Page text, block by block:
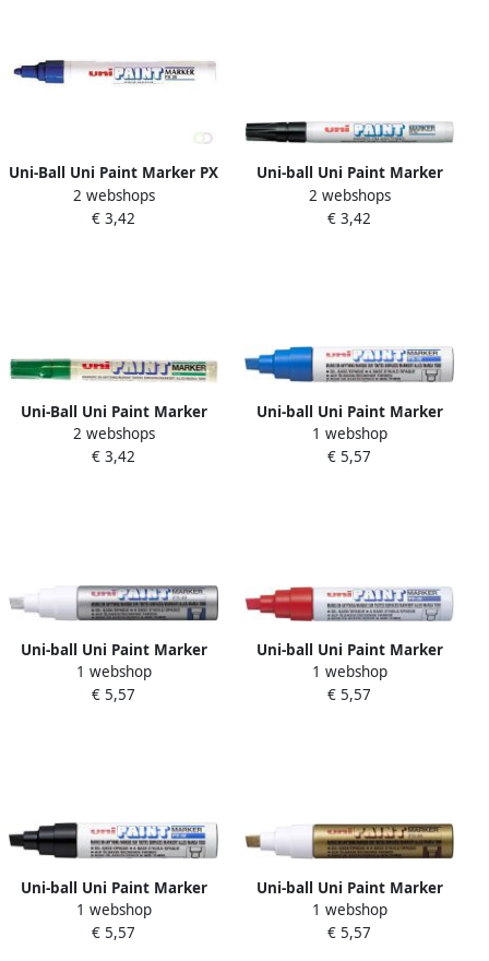
Uni-Ball Uni Paint Marker PX
20 blauw
2 webshops
€ 3,42
Uni-ball Uni Paint Marker
PX-20 zwart
2 webshops
€ 3,42
Uni-Ball Uni Paint Marker
PX-20 groen
2 webshops
€ 3,42
Uni-ball Uni Paint Marker
PX-30 blauw
1 webshop
€ 5,57
Uni-ball Uni Paint Marker
PX-30 zilver
1 webshop
€ 5,57
Uni-ball Uni Paint Marker
PX-30 rood
1 webshop
€ 5,57
Uni-ball Uni Paint Marker
PX-30 zwart
1 webshop
€ 5,57
Uni-ball Uni Paint Marker
PX-30 goud
1 webshop
€ 5,57